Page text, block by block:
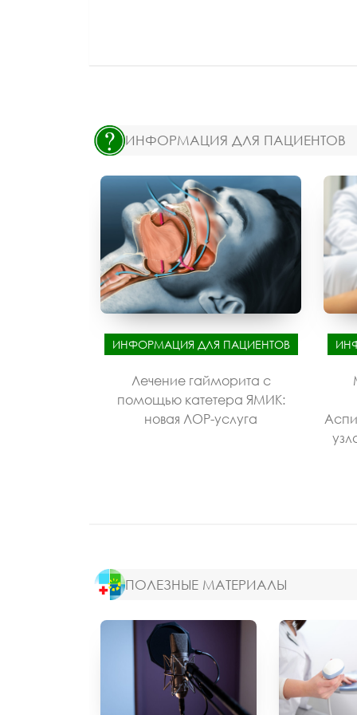
ИНФОРМАЦИЯ ДЛЯ ПАЦИЕНТОВ
ИНФОРМАЦИЯ ДЛЯ ПАЦИЕНТОВ
Лечение гайморита с
помощью катетера ЯМИК:
новая ЛОР-услуга
ПОЛЕЗНЫЕ МАТЕРИАЛЫ